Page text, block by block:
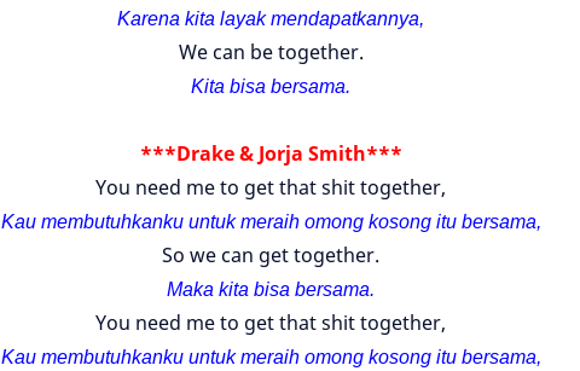
Karena kita layak mendapatkannya,
We can be together.
Kita bisa bersama.
***Drake & Jorja Smith***
You need me to get that shit together,
Kau membutuhkanku untuk meraih omong kosong itu bersama,
So we can get together.
Maka kita bisa bersama.
You need me to get that shit together,
Kau membutuhkanku untuk meraih omong kosong itu bersama,